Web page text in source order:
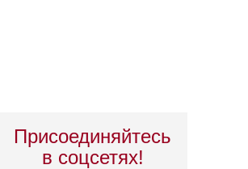
Присоединяйтесь
в соцсетях!